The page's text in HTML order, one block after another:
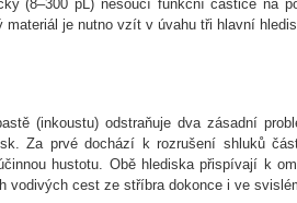
(8–300 pL) nesoucí funkční částice na
je nutno vzít v úvahu tři hlavní
(inkoustu) odstraňuje dva zásadní
Za prvé dochází k rozrušení shluků
hustotu. Obě hlediska přispívají k
cest ze stříbra dokonce i ve